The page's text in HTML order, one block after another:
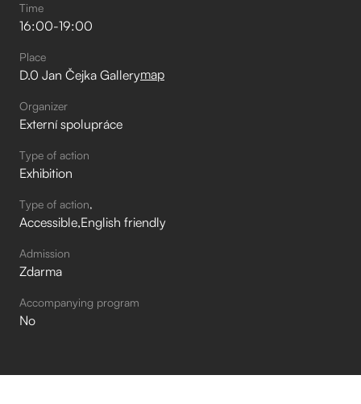
Time
16:00-19:00
Place
D.0 Jan Čejka Gallerymap
Organizer
Externí spolupráce
Type of action
Exhibition
Type of action
Accessible English friendly
Admission
Zdarma
Accompanying program
No